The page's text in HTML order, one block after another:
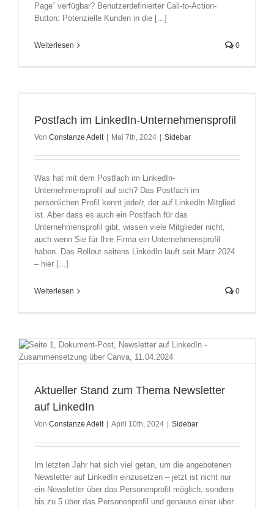
Page“ verfügbar? Benutzerdefinierter Call-to-Action-
Button: Potenzielle Kunden in die [...]
Weiterlesen 0
Postfach im LinkedIn-Unternehmensprofil
Von Constanze Adelt | Mai 7th, 2024 | Sidebar
Was hat mit dem Postfach im LinkedIn-
Unternehmensprofil auf sich? Das Postfach im
persönlichen Profil kennt jede/r, der auf LinkedIn Mitglied
ist. Aber dass es auch ein Postfach für das
Unternehmensprofil gibt, wissen viele Mitglieder nicht,
auch wenn Sie für Ihre Firma ein Unternehmensprofil
haben. Das Rollout seitens LinkedIn läuft seit März 2024
– hier [...]
Weiterlesen 0
Aktueller Stand zum Thema Newsletter
auf LinkedIn
Von Constanze Adelt | April 10th, 2024 | Sidebar
Im letzten Jahr hat sich viel getan, um die angebotenen
Newsletter auf LinkedIn einzusetzen – jetzt ist nicht nur
ein Newsletter über das Personenprofil möglich, sondern
bis zu 5 über das Personenprofil und genauso einer über